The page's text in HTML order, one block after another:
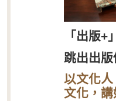
「出版+」
跳出出版
以文化
文化，